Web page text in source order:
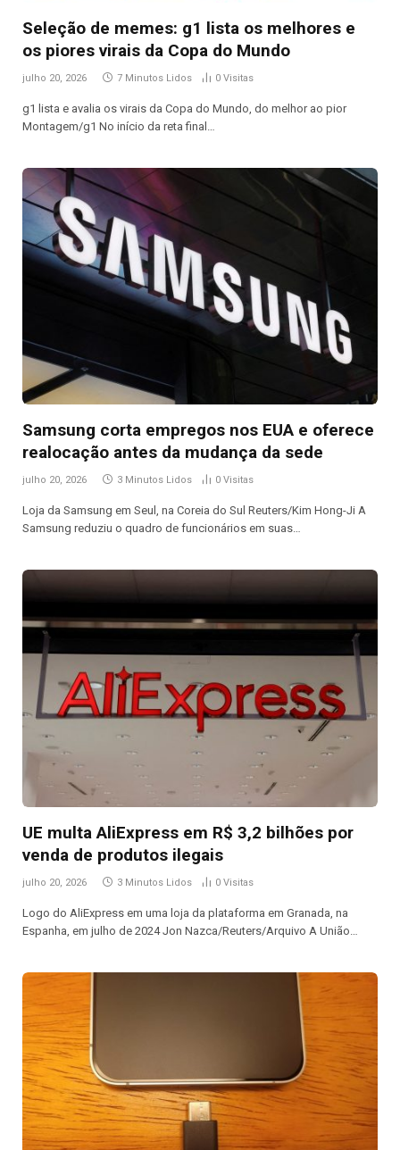
Seleção de memes: g1 lista os melhores e
os piores virais da Copa do Mundo
julho 20, 2026 7 Minutos Lidos 0 Visitas
g1 lista e avalia os virais da Copa do Mundo, do melhor ao pior
Montagem/g1 No início da reta final…
Samsung corta empregos nos EUA e oferece
realocação antes da mudança da sede
julho 20, 2026 3 Minutos Lidos 0 Visitas
Loja da Samsung em Seul, na Coreia do Sul Reuters/Kim Hong-Ji A
Samsung reduziu o quadro de funcionários em suas…
UE multa AliExpress em R$ 3,2 bilhões por
venda de produtos ilegais
julho 20, 2026 3 Minutos Lidos 0 Visitas
Logo do AliExpress em uma loja da plataforma em Granada, na
Espanha, em julho de 2024 Jon Nazca/Reuters/Arquivo A União…